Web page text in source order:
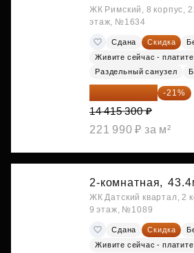
ЖК Римский, 8 корпус,
этаж, №1634
Сдана Скидка
Живите сейчас -
Раздельный санузел
11 388 087 ₽ -21%
14 415 300 ₽
221 990 ₽ за м²
2-комнатная,
ЖК Датский квартал, 2
9 этаж, №1089
Сдана Скидка
Живите сейчас -